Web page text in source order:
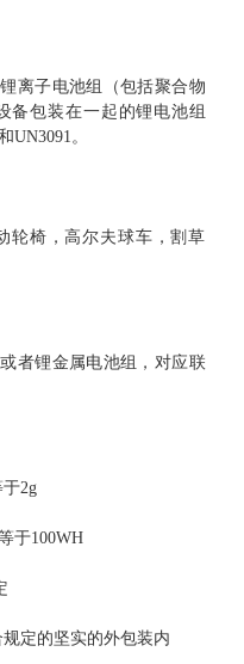
离子电池组（包括聚合物
备包装在一起的锂电池组
UN3091。
轮椅，高尔夫球车，割草
者锂金属电池组，对应联
2g
于100WH
定的坚实的外包装内